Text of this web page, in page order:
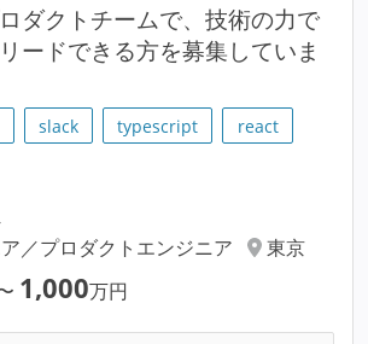
ダクトチームで、技術の力で
ードできる方を募集していま
slack typescript
react
／プロダクトエンジニア
東京
1,000万円